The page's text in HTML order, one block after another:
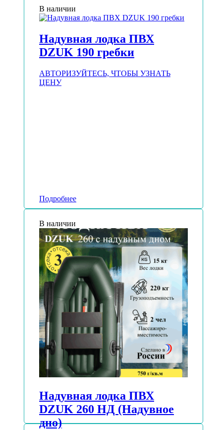
В наличии
Надувная лодка ПВХ
DZUK 190 гребки
АВТОРИЗУЙТЕСЬ, ЧТОБЫ УЗНАТЬ
ЦЕНУ
Подробнее
В наличии
Надувная лодка ПВХ
DZUK 260 НД (Надувное
дно)